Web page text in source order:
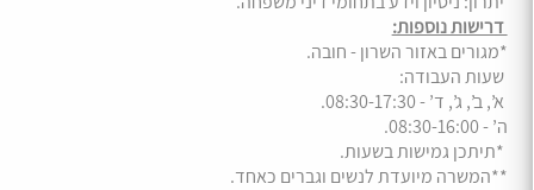
דרישות נוספות:
*מגורים באזור השרון - חובה.
שעות העבודה:
א’, ב’, ג’, ד’ - 08:30-17:30.
ה’ - 08:30-16:00.
*תיתכן גמישות בשעות.
**המשרה מיועדת לנשים וגברים כאחד.